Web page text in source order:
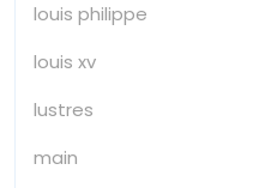
louis philippe
louis xv
lustres
main